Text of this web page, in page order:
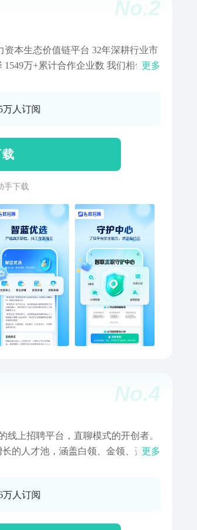
No.2
资本生态价值链平台 32年深耕行业市
+累计合作企业数 我们相信，
职位】快速筛选搜索，查看附近工
隐身 【随时开聊】一键立即沟通，
】八大权益加持，解锁求职快车道
制化服务 【简历代投】简历代投全托
求职管家】行业导师帮你找工作，“管
【AI简历】智能挖掘履历亮点，一键
断】智能诊断简历，精准优化求职竞
更多
万人订阅
载
手下载
No.4
线上招聘平台，直聊模式的开创者。
的人才池，涵盖白领、金领、蓝领
务于人的发展，让求职更高效，让
领先技术，让你看得更准】 坚持直
更多
万人订阅